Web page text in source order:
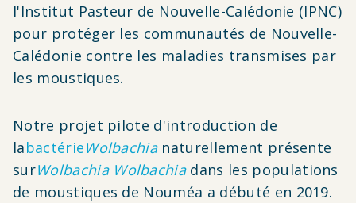
l'Institut Pasteur de Nouvelle-Calédonie (IPNC)
pour protéger les communautés de Nouvelle-
Calédonie contre les maladies transmises par
les moustiques.
Notre projet pilote d'introduction de
labactérieWolbachianaturellement présente
surWolbachia Wolbachiadans les populations
de moustiques de Nouméa a débuté en 2019.